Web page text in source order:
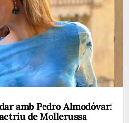
amb Pedro Almodóvar:
de Mollerussa